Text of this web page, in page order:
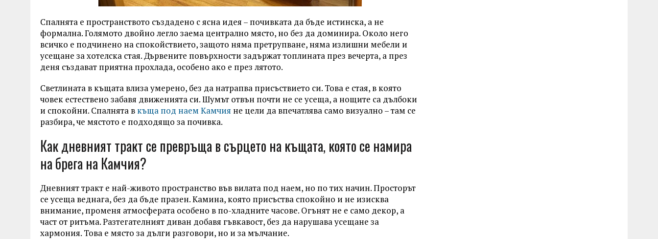
Спалнята е пространството създадено с ясна идея – почивката да бъде истинска, а не
формална. Голямото двойно легло заема централно място, но без да доминира. Около него
всичко е подчинено на спокойствието, защото няма претрупване, няма излишни мебели и
усещане за хотелска стая. Дървените повърхности задържат топлината през вечерта, а през
деня създават приятна прохлада, особено ако е през лятото.
Светлината в къщата влиза умерено, без да натрапва присъствието си. Това е стая, в която
човек естествено забавя движенията си. Шумът отвън почти не се усеща, а нощите са дълбоки
и спокойни. Спалнята в къща под наем Камчия не цели да впечатлява само визуално – там се
разбира, че мястото е подходящо за почивка.
Как дневният тракт се превръща в сърцето на къщата, която се намира
на брега на Камчия?
Дневният тракт е най-живото пространство във вилата под наем, но по тих начин. Просторът
се усеща веднага, без да бъде празен. Камина, която присъства спокойно и не изисква
внимание, променя атмосферата особено в по-хладните часове. Огънят не е само декор, а
част от ритъма. Разтегателният диван добавя гъвкавост, без да нарушава усещане за
хармония. Това е място за дълги разговори, но и за мълчание.